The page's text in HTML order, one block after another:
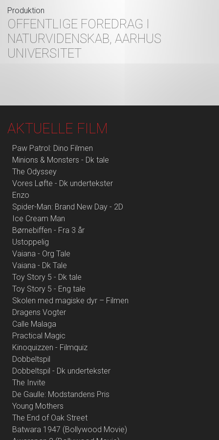
Produktion
OFFENTLIGE FOREDRAG I
NATURVIDENSKAB, AARHUS
UNIVERSITET
AKTUELLE FILM
Paw Patrol: Dino Filmen
Minions & Monsters - Dk tale
The Odyssey
Vores Løfte - Dk undertekster
Enzo
Spider-Man: Brand New Day - 2D
Ice Cream Man
Børnebiffen - Fra 3 år
Ustoppelig
Vaiana - Org Tale
Vaiana - Dk Tale
Toy Story 5 - Dk tale
Toy Story 5 - Eng tale
Skolen med magiske dyr – Filmen
Dragens Vogter
Calle Malaga
Practical Magic
Kinoquizzen - Filmquiz
Dobbeltspil
Dobbeltspil - Dk undertekster
The Invite
De Gaulle: Modstandens Pris
Young Mothers
The End of Oak Street
Batwara 1947 (Bollywood Movie)